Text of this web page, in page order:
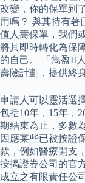
改變，你的保單到
用嗎？ 與其持有著
值人壽保單，我們
將其即時轉化為保
的自己。 「雋盈II
壽險計劃，提供終
申請人可以靈活選
包括10年，15年，
期結束為止，多數
因應某些已被按證
款，例如醫療開支
按揭證券公司的官
成立之有限責任公